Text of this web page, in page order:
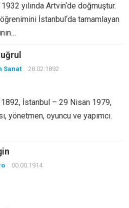
yılında Artvin‘de doğmuştur.
İstanbul‘da tamamlayan
Sanat 28.02.1892
İstanbul – 29 Nisan 1979,
yönetmen, oyuncu ve yapımcı.
00.00.1914